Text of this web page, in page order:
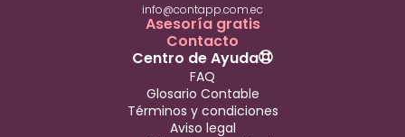
info@contapp.com.ec
Asesoría gratis
Contacto
Centro de Ayuda
FAQ
Glosario Contable
Términos y condiciones
Aviso legal